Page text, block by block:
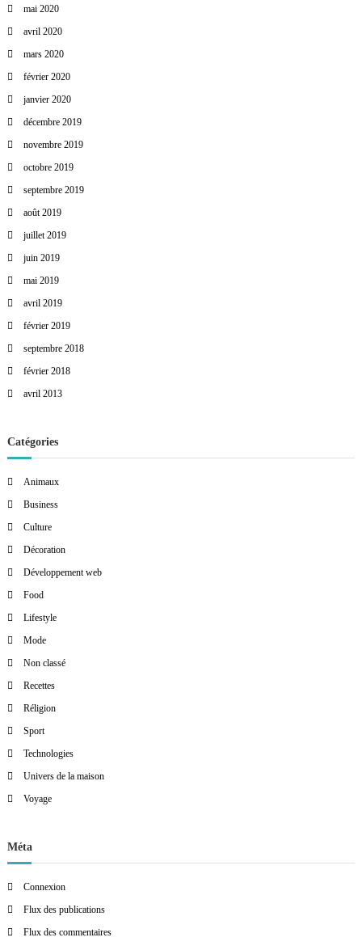
mai 2020
avril 2020
mars 2020
février 2020
janvier 2020
décembre 2019
novembre 2019
octobre 2019
septembre 2019
août 2019
juillet 2019
juin 2019
mai 2019
avril 2019
février 2019
septembre 2018
février 2018
avril 2013
Catégories
Animaux
Business
Culture
Décoration
Développement web
Food
Lifestyle
Mode
Non classé
Recettes
Réligion
Sport
Technologies
Univers de la maison
Voyage
Méta
Connexion
Flux des publications
Flux des commentaires